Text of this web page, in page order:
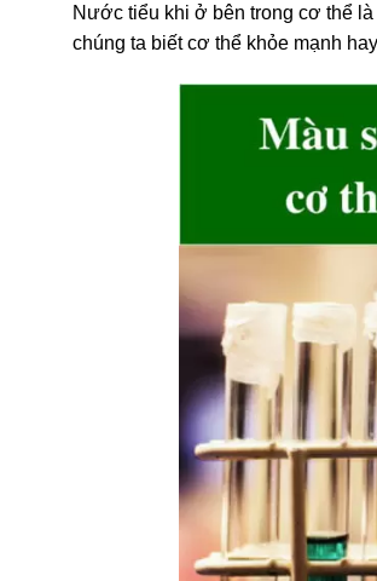
Nước tiểu khi ở bên trong cơ thể
chúng ta biết cơ thể khỏe mạnh